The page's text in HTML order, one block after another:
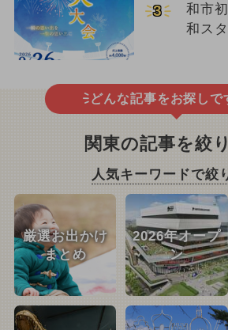
3
和市
和ス
どんな記事をお探しで
関東の記事を絞
人気キーワードで絞
厳選お出かけ
まとめ
2026年オープ
ン